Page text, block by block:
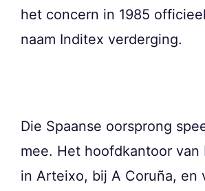
het concern in 1985
naam Inditex verderging.
Die Spaanse oorsprong
mee. Het hoofdkantoor van
in Arteixo, bij A Coruña, en